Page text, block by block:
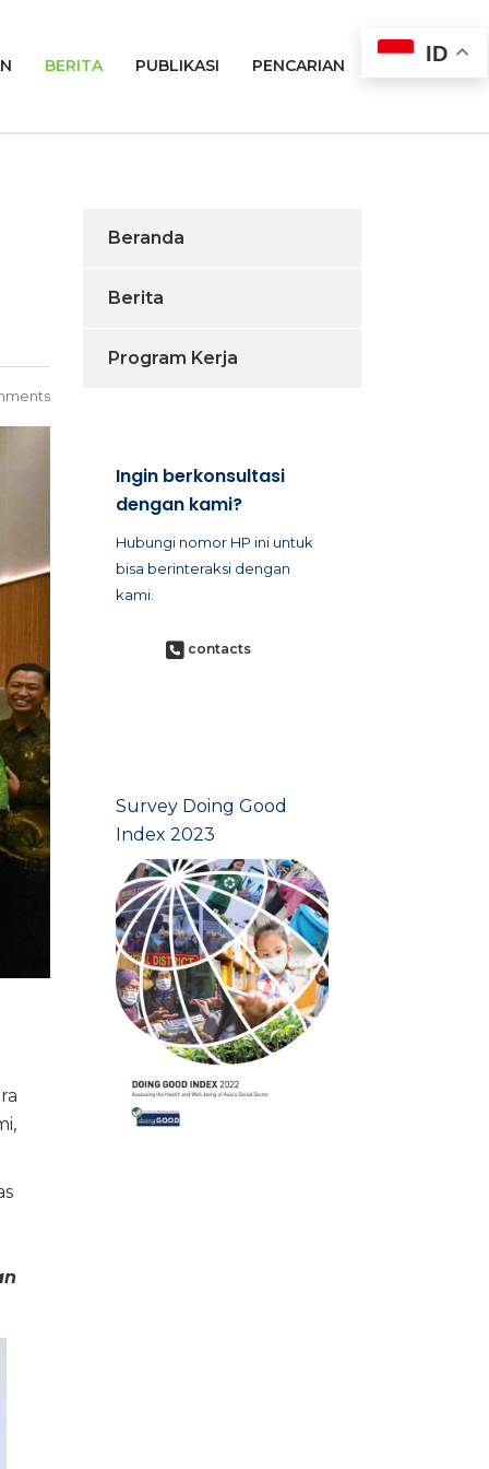
BERITA PUBLIKASI PENCARIAN
ID
Beranda
Berita
Program Kerja
Ingin berkonsultasi
dengan kami?
Hubungi nomor HP ini untuk
bisa berinteraksi dengan
kami.
contacts
Survey Doing Good
Index 2023